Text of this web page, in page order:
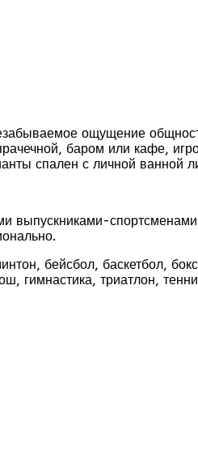
ощущение
баром или кафе,
спален с личной
выпускниками-
бейсбол, баскетбол,
гимнастика, триатлон,